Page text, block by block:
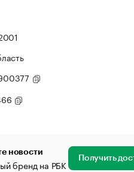
новости
бренд на РБК Получить